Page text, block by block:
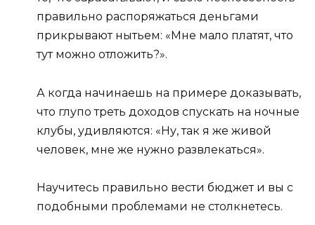
правильно распоряжаться деньгами
прикрывают нытьем: «Мне мало платят, что
тут можно отложить?».
А когда начинаешь на примере доказывать,
что глупо треть доходов спускать на ночные
клубы, удивляются: «Ну, так я же живой
человек, мне же нужно развлекаться».
Научитесь правильно вести бюджет и вы с
подобными проблемами не столкнетесь.